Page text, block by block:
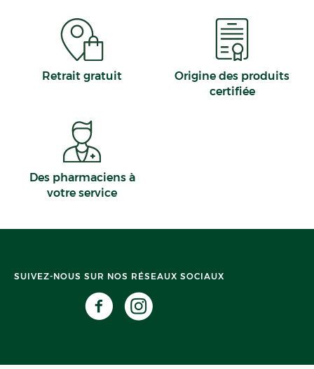
Retrait gratuit
Origine des produits
certifiée
Des pharmaciens à
votre service
SUIVEZ-NOUS SUR NOS RÉSEAUX SOCIAUX